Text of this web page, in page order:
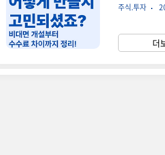
설하는 방법
인 인증 (휴
계좌 vs 증
주식.투자
더